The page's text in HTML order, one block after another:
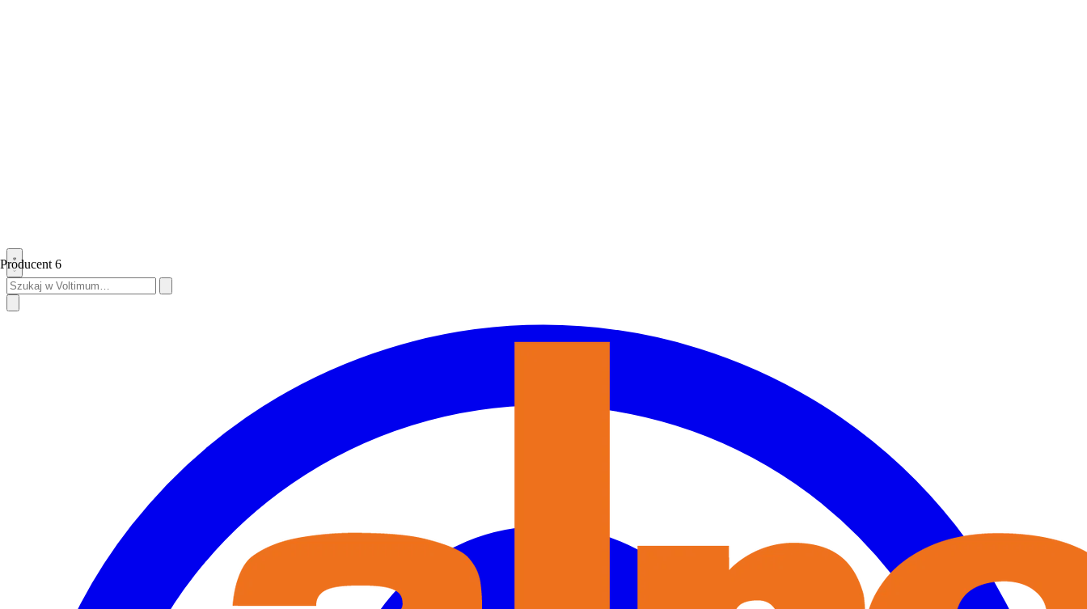
Producent 6